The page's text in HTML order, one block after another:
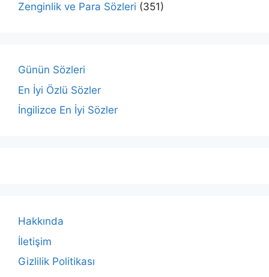
Zenginlik ve Para Sözleri (351)
Günün Sözleri
En İyi Özlü Sözler
İngilizce En İyi Sözler
Hakkında
İletişim
Gizlilik Politikası